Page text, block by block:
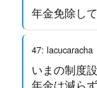
年金免除し
47: lacucaracha
いまの制度